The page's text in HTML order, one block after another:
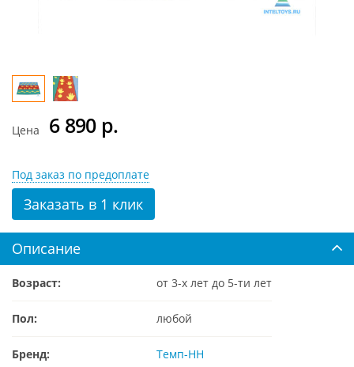
Цена 6 890 р.
Под заказ по предоплате
Заказать в 1 клик
Описание
Возраст: от 3-х лет до 5-ти лет
Пол: любой
Бренд: Темп-НН